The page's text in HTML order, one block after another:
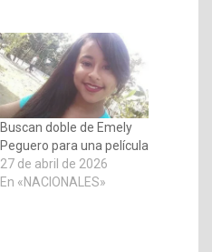
Buscan doble de Emely
Peguero para una película
27 de abril de 2026
En «NACIONALES»